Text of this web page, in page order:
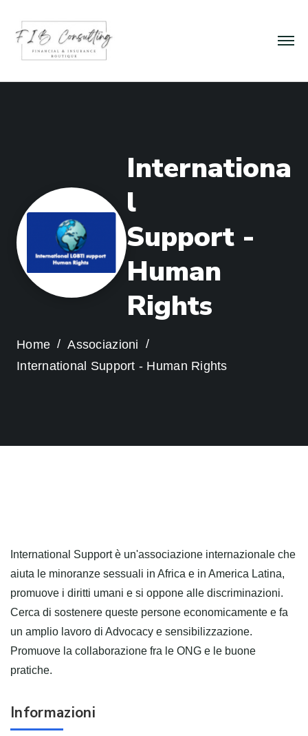
Internationa
l
Support -
Human
Rights
Home
Associazioni
International Support - Human Rights
International Support è un'associazione internazionale che
aiuta le minoranze sessuali in Africa e in America Latina,
promuove i diritti umani e si oppone alle discriminazioni.
Cerca di sostenere queste persone economicamente e fa
un amplio lavoro di Advocacy e sensibilizzazione.
Promuove la collaborazione fra le ONG e le buone
pratiche.
Informazioni